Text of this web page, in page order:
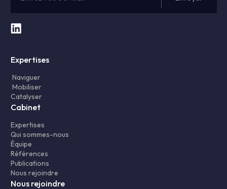
Expertises
Naviguer
Mobiliser
Catalyser
Cabinet
Expertises
Qui sommes-nous
Équipe
Références
Publications
Nous rejoindre
Nous rejoindre